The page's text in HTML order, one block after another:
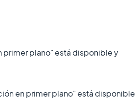
primer plano" está disponible y
en primer plano" está disponible